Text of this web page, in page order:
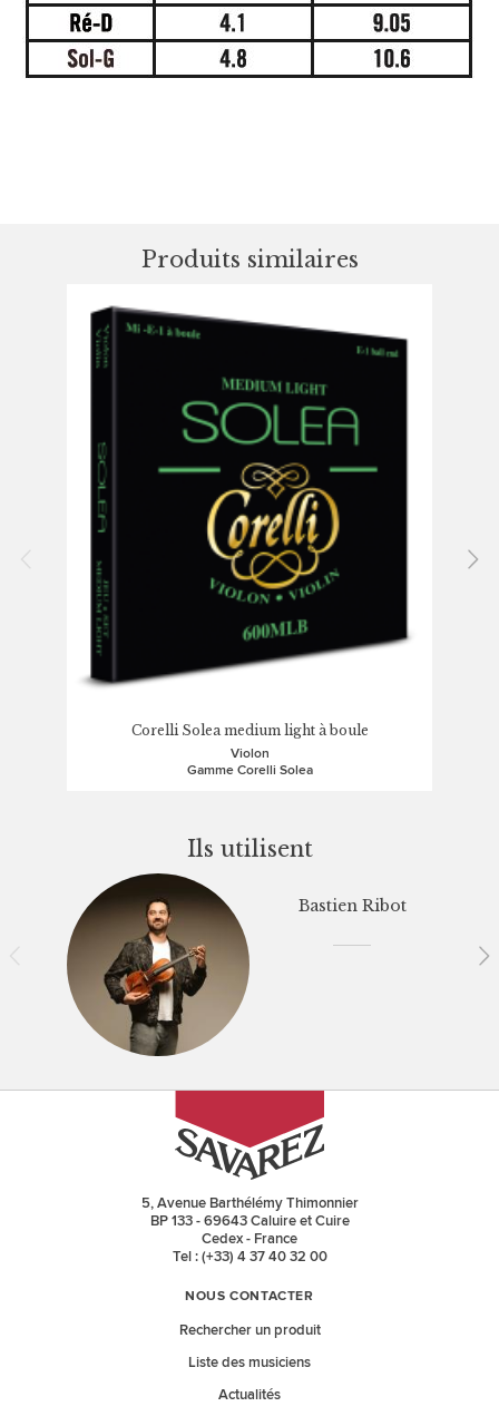
Produits similaires
Corelli Solea medium light à boule
Violon
Gamme Corelli Solea
Ils utilisent
Bastien Ribot
5, Avenue Barthélémy Thimonnier
BP 133 - 69643 Caluire et Cuire
Cedex - France
Tel : (+33) 4 37 40 32 00
NOUS CONTACTER
Rechercher un produit
Liste des musiciens
Actualités